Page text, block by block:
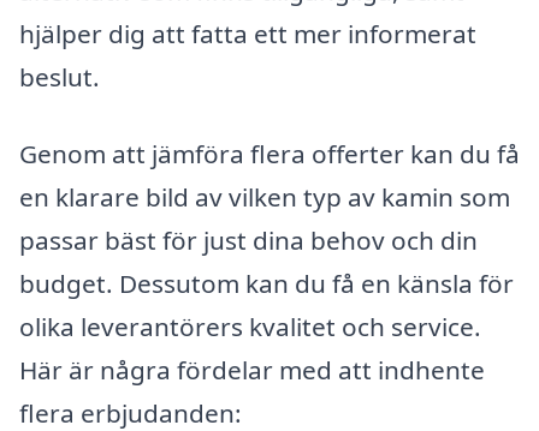
hjälper dig att fatta ett mer informerat
beslut.
Genom att jämföra flera offerter kan du få
en klarare bild av vilken typ av kamin som
passar bäst för just dina behov och din
budget. Dessutom kan du få en känsla för
olika leverantörers kvalitet och service.
Här är några fördelar med att indhente
flera erbjudanden: